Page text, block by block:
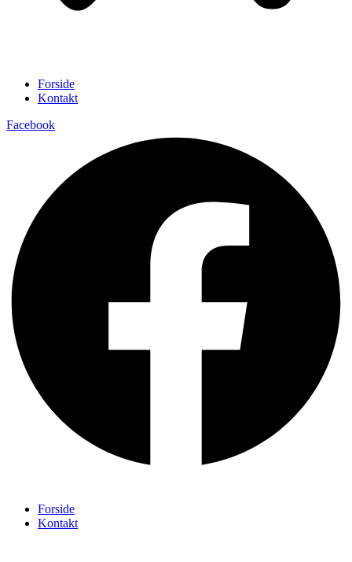
Forside
Kontakt
Facebook
Forside
Kontakt